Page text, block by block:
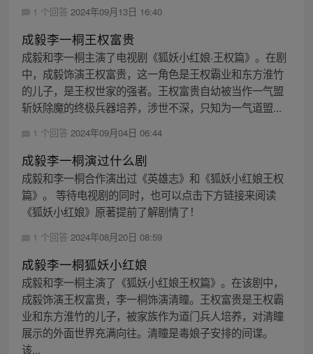
1 个回答 2024年09月13日 16:40
成毅李一桐王权富贵
成毅和李一桐主演了电视剧《狐妖小红娘·王权篇》。在剧
中，成毅饰演王权富贵，这一角色是王权霸业和东方淮竹
的儿子，是王权世家的强者。王权富贵自幼被当作一气盟
斩妖除魔的终极兵器培养，涉世不深，只知为一气道盟...
1 个回答 2024年09月04日 06:44
成毅李一桐演过什么剧
成毅和李一桐合作演出过《英雄志》和《狐妖小红娘王权
篇》。 等待电视剧的同时，也可以点击下方链接来阅读
《狐妖小红娘》原著提前了解剧情了！
1 个回答 2024年08月20日 08:59
成毅李一桐狐妖小红娘
成毅和李一桐主演了《狐妖小红娘王权篇》。在该剧中，
成毅饰演王权富贵，李一桐饰演清瞳。王权富贵是王权霸
业和东方淮竹的儿子，被家族作为道门兵人培养，对清瞳
展示的外面世界充满向往。清瞳是毒娘子安排的间谍。
该...